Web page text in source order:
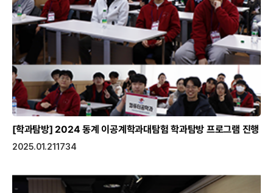
[학과탐방] 2024 동계 이공계학과대탐험 학과탐방 프로그램 진행
2025.01.211734